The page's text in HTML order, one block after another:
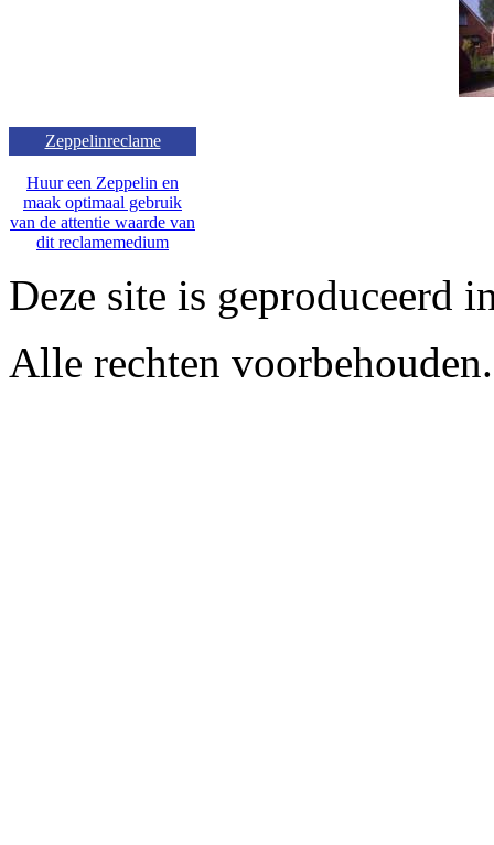
Zeppelinreclame
Huur een Zeppelin en
maak optimaal gebruik
van de attentie waarde van
dit reclamemedium
Deze site is geproduceerd
Alle rechten